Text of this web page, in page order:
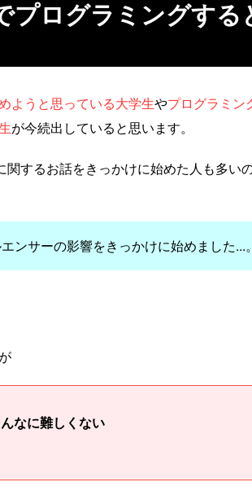
プログラミングする
ようと思っている大学生やプログラミン
が今続出していると思います。
するお話をきっかけに始めた人も多い
ンサーの影響をきっかけに始めました...。
なに難しくない